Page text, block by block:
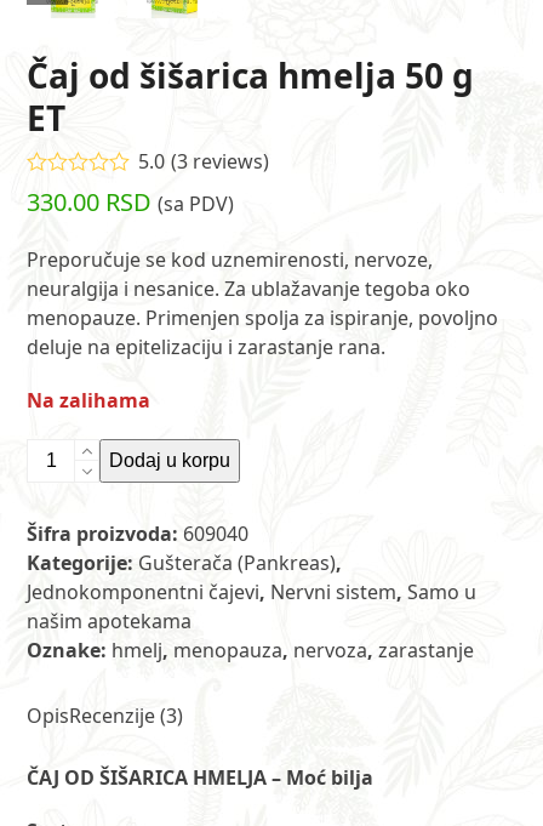
Čaj od šišarica hmelja 50 g
ET
Ocenjeno
5.00od 5 na
3
ocene kupca
5.0 (3reviews)
330.00 RSD (sa PDV)
Preporučuje se kod uznemirenosti, nervoze,
neuralgija i nesanice. Za ublažavanje tegoba oko
menopauze. Primenjen spolja za ispiranje, povoljno
deluje na epitelizaciju i zarastanje rana.
Na zalihama
Čaj
hmelja
50
g
ET
količina
Dodaj u korpu
Šifra proizvoda: 609040
Kategorije: Gušterača (Pankreas),
Jednokomponentni čajevi, Nervni sistem,Samo u
našim apotekama
Oznake: hmelj, menopauza, nervoza,zarastanje
OpisRecenzije (3)
ČAJ OD ŠIŠARICA HMELJA – Moć bilja